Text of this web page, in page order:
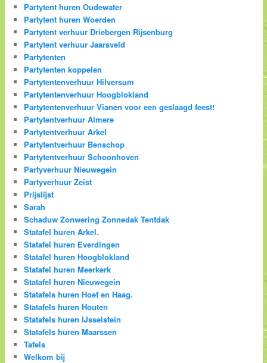
Partytent huren Oudewater
Partytent huren Woerden
Partytent verhuur Driebergen Rijsenburg
Partytent verhuur Jaarsveld
Partytenten
Partytenten koppelen
Partytentenverhuur Hilversum
Partytentenverhuur Hoogblokland
Partytentenverhuur Vianen voor een geslaagd feest!
Partytentverhuur Almere
Partytentverhuur Arkel
Partytentverhuur Benschop
Partytentverhuur Schoonhoven
Partyverhuur Nieuwegein
Partyverhuur Zeist
Prijslijst
Sarah
Schaduw Zonwering Zonnedak Tentdak
Statafel huren Arkel.
Statafel huren Everdingen
Statafel huren Hoogblokland
Statafel huren Meerkerk
Statafel huren Nieuwegein
Statafels huren Hoef en Haag.
Statafels huren Houten
Statafels huren IJsselstein
Statafels huren Maarssen
Tafels
Welkom bij